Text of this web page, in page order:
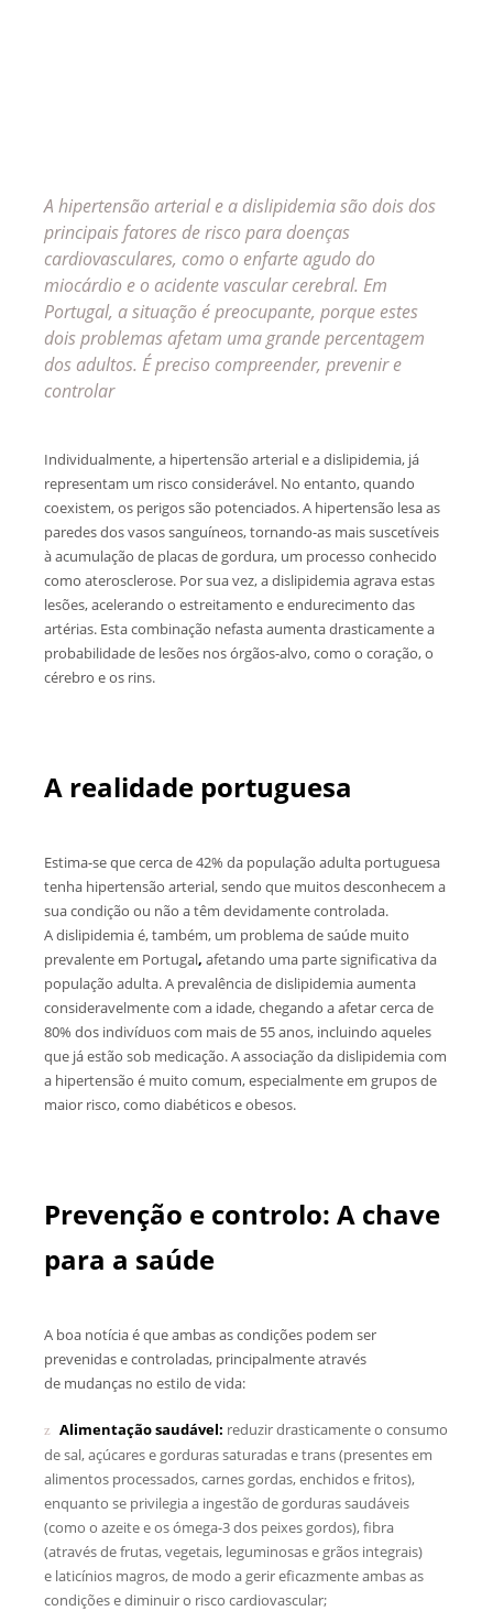
A hipertensão arterial e a dislipidemia são dois dos
principais fatores de risco para doenças
cardiovasculares, como o enfarte agudo do
miocárdio e o acidente vascular cerebral. Em
Portugal, a situação é preocupante, porque estes
dois problemas afetam uma grande percentagem
dos adultos. É preciso compreender, prevenir e
controlar
Individualmente, a hipertensão arterial e a dislipidemia, já
representam um risco considerável. No entanto, quando
coexistem, os perigos são potenciados. A hipertensão lesa as
paredes dos vasos sanguíneos, tornando-as mais suscetíveis
à acumulação de placas de gordura, um processo conhecido
como aterosclerose. Por sua vez, a dislipidemia agrava estas
lesões, acelerando o estreitamento e endurecimento das
artérias. Esta combinação nefasta aumenta drasticamente a
probabilidade de lesões nos órgãos-alvo, como o coração, o
cérebro e os rins.
A realidade portuguesa
Estima-se que cerca de 42% da população adulta portuguesa
tenha hipertensão arterial, sendo que muitos desconhecem a
sua condição ou não a têm devidamente controlada.
A dislipidemia é, também, um problema de saúde muito
prevalente em Portugal, afetando uma parte significativa da
população adulta. A prevalência de dislipidemia aumenta
consideravelmente com a idade, chegando a afetar cerca de
80% dos indivíduos com mais de 55 anos, incluindo aqueles
que já estão sob medicação. A associação da dislipidemia com
a hipertensão é muito comum, especialmente em grupos de
maior risco, como diabéticos e obesos.
Prevenção e controlo: A chave
para a saúde
A boa notícia é que ambas as condições podem ser
prevenidas e controladas, principalmente através
de mudanças no estilo de vida:
Alimentação saudável: reduzir drasticamente o consumo
de sal, açúcares e gorduras saturadas e trans (presentes em
alimentos processados, carnes gordas, enchidos e fritos),
enquanto se privilegia a ingestão de gorduras saudáveis
(como o azeite e os ómega-3 dos peixes gordos), fibra
(através de frutas, vegetais, leguminosas e grãos integrais)
e laticínios magros, de modo a gerir eficazmente ambas as
condições e diminuir o risco cardiovascular;